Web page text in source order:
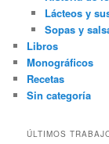
Lácteos y
Sopas y
Libros
Monográficos
Recetas
Sin categoría
ÚLTIMOS